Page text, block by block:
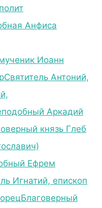
Анфиса
Иоанн
Святитель Антоний,
Аркадий
князь Глеб
Ефрем
Игнатий, епископ
Благоверный